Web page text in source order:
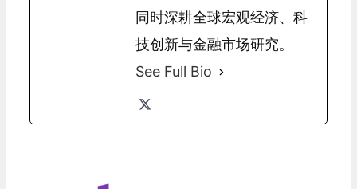
同时深耕全球宏观经济、科
技创新与金融市场研究。
See Full Bio